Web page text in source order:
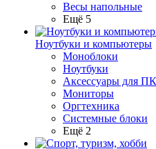
Весы напольные
Ещё 5
Ноутбуки и компьютеры
Моноблоки
Ноутбуки
Аксессуары для ПК
Мониторы
Оргтехника
Системные блоки
Ещё 2